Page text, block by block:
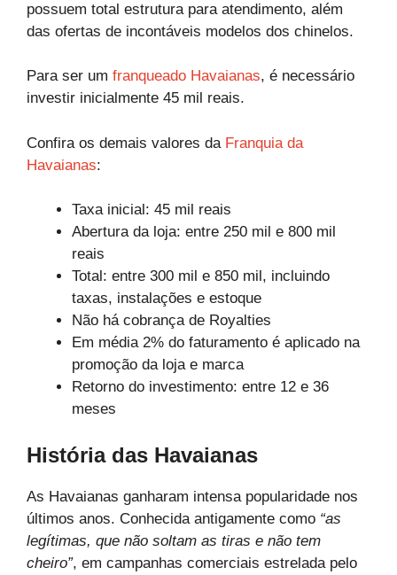
possuem total estrutura para atendimento, além
das ofertas de incontáveis modelos dos chinelos.
Para ser um franqueado Havaianas, é necessário
investir inicialmente 45 mil reais.
Confira os demais valores da Franquia da
Havaianas:
Taxa inicial: 45 mil reais
Abertura da loja: entre 250 mil e 800 mil
reais
Total: entre 300 mil e 850 mil, incluindo
taxas, instalações e estoque
Não há cobrança de Royalties
Em média 2% do faturamento é aplicado na
promoção da loja e marca
Retorno do investimento: entre 12 e 36
meses
História das Havaianas
As Havaianas ganharam intensa popularidade nos
últimos anos. Conhecida antigamente como “as
legítimas, que não soltam as tiras e não tem
cheiro”, em campanhas comerciais estrelada pelo